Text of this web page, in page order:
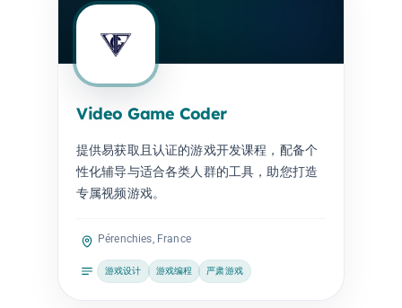
Video Game Coder
提供易获取且认证的游戏开发课程，配备个
性化辅导与适合各类人群的工具，助您打造
专属视频游戏。
Pérenchies, France
游戏设计 游戏编程 严肃游戏